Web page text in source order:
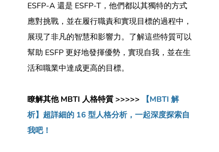
ESFP-A 還是 ESFP-T，他們都以其獨特的方式
應對挑戰，並在履行職責和實現目標的過程中，
展現了非凡的智慧和影響力。了解這些特質可以
幫助 ESFP 更好地發揮優勢，實現自我，並在生
活和職業中達成更高的目標。
瞭解其他 MBTI 人格特質 >>>>>
【MBTI 解
析】超詳細的 16 型人格分析，一起深度探索自
我吧！